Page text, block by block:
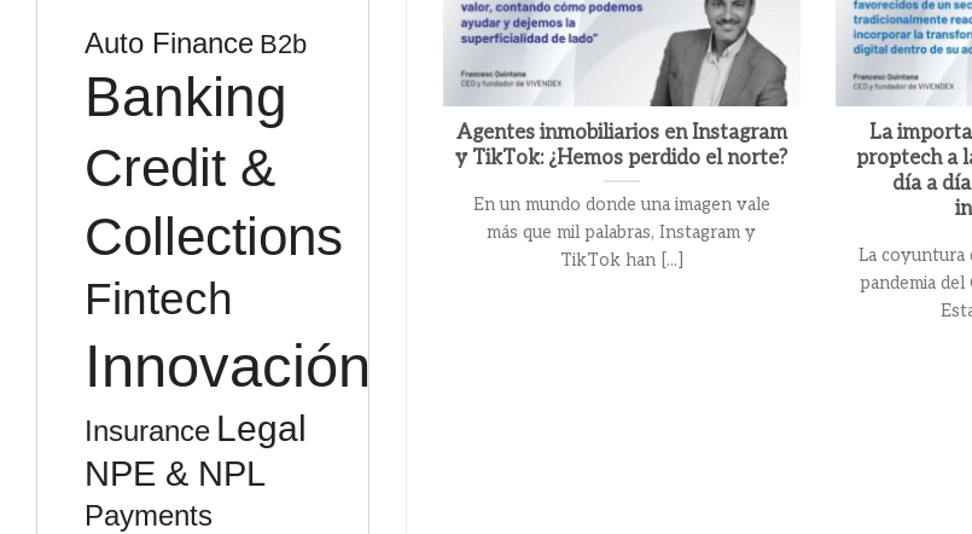
Auto Finance B2b
Banking
Credit &
Collections
Fintech
Innovación
Insurance Legal
NPE & NPL
Payments
Agentes inmobiliarios en Instagram
y TikTok: ¿Hemos perdido el norte?
En un mundo donde una imagen vale
más que mil palabras, Instagram y
TikTok han [...]
La
proptech a
día a
La coyuntura
pandemia